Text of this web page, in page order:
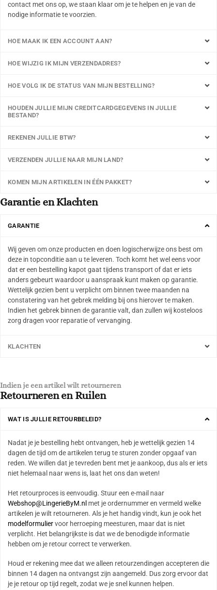
contact met ons op, we staan klaar om je te helpen en je van de
nodige informatie te voorzien.
HOE MAAK IK EEN ACCOUNT AAN?
HOE WIJZIG IK MIJN VERZENDADRES?
HOE VOLG IK DE STATUS VAN MIJN BESTELLING?
HOUDEN JULLIE MIJN CREDITCARDGEGEVENS IN JULLIE
BESTAND?
REKENEN JULLIE BTW?
VERZENDEN JULLIE NAAR MIJN LAND?
KOMEN MIJN ARTIKELEN IN ÉÉN PAKKET?
Garantie en Klachten
GARANTIE
Wij geven om onze producten en doen logischerwijze ons best om
deze in topconditie aan u te leveren. Toch komt het wel eens voor
dat er een bestelling kapot gaat tijdens transport of dat er iets
anders gebeurt waardoor u aanspraak kunt maken op garantie.
Wettelijk gezien bent u verplicht om binnen twee maanden na
constatering van het gebrek melding bij ons hierover te maken.
Indien het gebrek binnen de garantie valt, dan zullen wij kosteloos
zorg dragen voor reparatie of vervanging.
KLACHTEN
Indien je een artikel wilt retourneren
Retourneren en Ruilen
WAT IS JULLIE RETOURBELEID?
Nadat je je bestelling hebt ontvangen, heb je wettelijk gezien 14
dagen de tijd om de artikelen terug te sturen zonder opgaaf van
reden. We willen dat je tevreden bent met je aankoop, dus als er iets
niet helemaal naar wens is, laat het ons dan weten!
Het retourproces is eenvoudig. Stuur een e-mail naar
Webshop@LingerieByM.nl met je ordernummer en vermeld welke
artikelen je wilt retourneren. Als je het handig vindt, kun je ook het
modelformuliervoor herroeping meesturen, maar dat is niet
verplicht. Het belangrijkste is dat we de benodigde informatie
hebben om je retour correct te verwerken.
Houd er rekening mee dat we alleen retourzendingen accepteren die
binnen 14 dagen na ontvangst zijn aangemeld. Dus zorg ervoor dat
je je retour op tijd regelt, zodat we je snel kunnen helpen.